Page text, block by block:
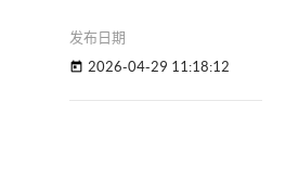
发布日期
today 2026-04-29 11:18:12